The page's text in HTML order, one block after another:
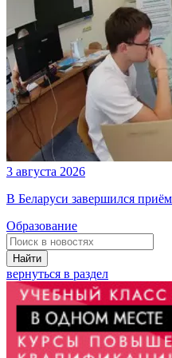
3 августа 2026
В Беларуси завершился
Образование
Найти
вернуться в раздел